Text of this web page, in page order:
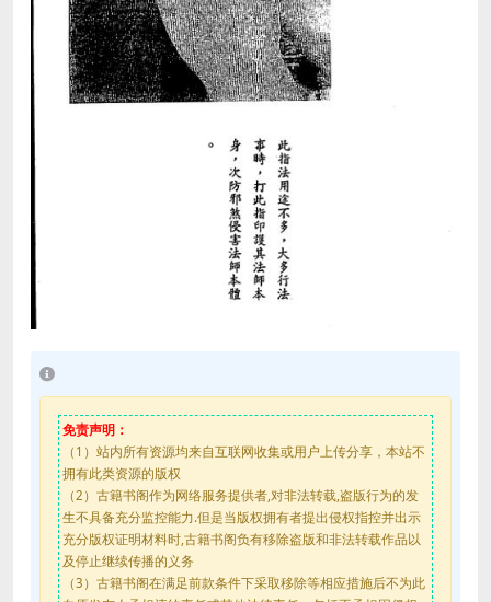
免责声明：
（1）站内所有资源均来自互联网收集或用户上传分享，本站不
拥有此类资源的版权
（2）古籍书阁作为网络服务提供者,对非法转载,盗版行为的发
生不具备充分监控能力.但是当版权拥有者提出侵权指控并出示
充分版权证明材料时,古籍书阁负有移除盗版和非法转载作品以
及停止继续传播的义务
（3）古籍书阁在满足前款条件下采取移除等相应措施后不为此